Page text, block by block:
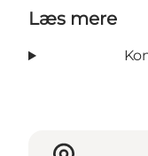
Læs mere